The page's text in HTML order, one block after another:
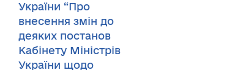
України “Про
внесення змін до
деяких постанов
Кабінету Міністрів
України щодо